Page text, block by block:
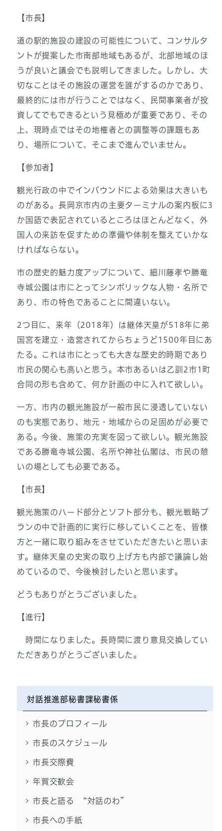
【市長】
道の駅的施設の建設の可能性について、コンサルタ
ントが提案した市南部地域もあるが、北部地域のほ
うが良いと議会でも説明してきました。しかし、大
切なことはその施設の運営を誰がするのかであり、
最終的には市が行うことではなく、民間事業者が投
資してでもできるという見極めが重要であり、その
上、現時点ではその地権者との調整等の課題もあ
り、場所について、そこまで進んでいません。
【参加者】
観光行政の中でインバウンドによる効果は大きいも
のがある。長岡京市内の主要ターミナルの案内板に3
か国語で表記されているところはほとんどなく、外
国人の来訪を促すための準備や体制を整えていかな
ければならない。
市の歴史的魅力度アップについて、細川藤孝や勝竜
寺城公園は市にとってシンボリックな人物・名所で
あり、市の特色であることに間違いない。
2つ目に、来年（2018年）は継体天皇が518年に弟
国宮を建立・造営されてからちょうど1500年目にあ
たる。これは市にとっても大きな歴史的時期であり
市民の関心も高いと思う。本市あるいは乙訓2市1町
合同の形も含めて、何か計画の中に入れて欲しい。
一方、市内の観光施設が一般市民に浸透していない
のも実態であり、地元・地域からの足固めが必要で
ある。今後、施策の充実を図って欲しい。観光施設
である勝竜寺城公園、名所や神社仏閣は、市民の憩
いの場としても必要である。
【市長】
観光施策のハード部分とソフト部分も、観光戦略プ
ランの中で計画的に実行に移していくことを、皆様
方と一緒に取り組みをさせていただきたいと思いま
す。継体天皇の史実の取り上げ方も内部で議論し始
めているので、今後検討したいと思います。
どうもありがとうございました。
【進行】
時間になりました。長時間に渡り意見交換してい
ただきありがとうございました。
対話推進部秘書課秘書係
市長のプロフィール
市長のスケジュール
市長交際費
年賀交歓会
市長と語る “対話のわ”
市長への手紙